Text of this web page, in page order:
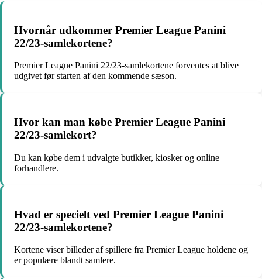
Hvornår udkommer Premier League Panini
22/23-samlekortene?
Premier League Panini 22/23-samlekortene forventes at blive
udgivet før starten af den kommende sæson.
Hvor kan man købe Premier League Panini
22/23-samlekort?
Du kan købe dem i udvalgte butikker, kiosker og online
forhandlere.
Hvad er specielt ved Premier League Panini
22/23-samlekortene?
Kortene viser billeder af spillere fra Premier League holdene og
er populære blandt samlere.